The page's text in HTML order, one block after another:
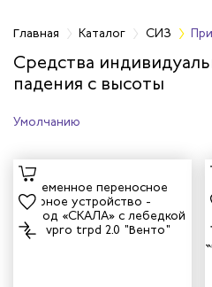
и лица
дыхания
слуха
Главная Каталог СИЗ
Средства
падения с высоты